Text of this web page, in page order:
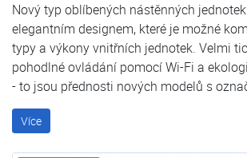
Nový typ oblíbených nástěnných
elegantním designem, které je možné
typy a výkony vnitřních jednotek. Velmi
pohodlné ovládání pomocí Wi-Fi a
- to jsou přednosti nových modelů s
Více